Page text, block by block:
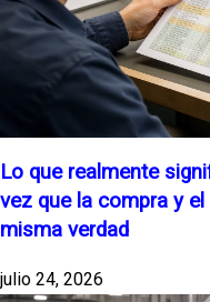
Lo que realmente
vez que la compra y
misma verdad
julio 24, 2026